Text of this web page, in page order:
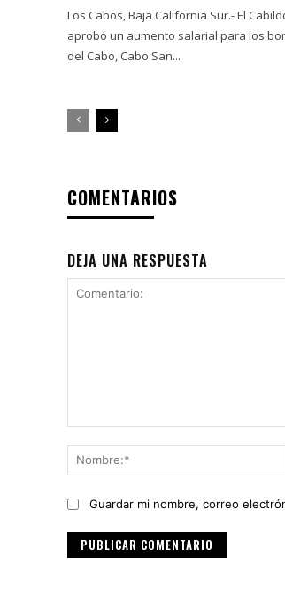
Los Cabos, Baja California Sur.- El
aprobó un aumento salarial para los
del Cabo, Cabo San...
COMENTARIOS
DEJA UNA RESPUESTA
Guardar mi nombre, correo